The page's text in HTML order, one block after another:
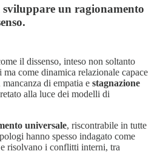
sviluppare un ragionamento
il dissenso, inteso non soltanto
come dinamica relazionale capace
di empatia e stagnazione
alla luce dei modelli di
universale, riscontrabile in tutte
hanno spesso indagato come
risolvano i conflitti interni, tra